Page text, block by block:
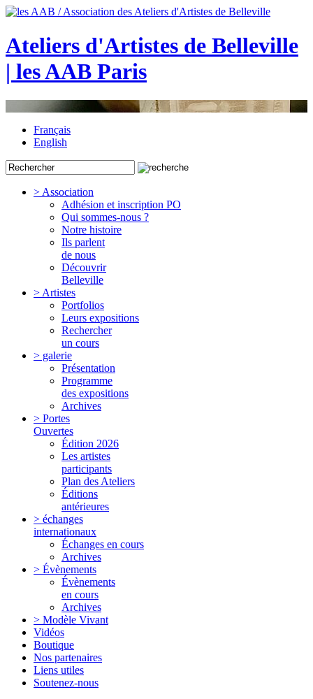
Ateliers d'Artistes de Belleville
| les AAB Paris
Français
English
> Association
Adhésion et inscription PO
Qui sommes-nous ?
Notre histoire
Ils parlent
de nous
Découvrir
Belleville
> Artistes
Portfolios
Leurs expositions
Rechercher
un cours
> galerie
Présentation
Programme
des expositions
Archives
> Portes
Ouvertes
Édition 2026
Les artistes
participants
Plan des Ateliers
Éditions
antérieures
> échanges
internationaux
Échanges en cours
Archives
> Évènements
Évènements
en cours
Archives
> Modèle Vivant
Vidéos
Boutique
Nos partenaires
Liens utiles
Soutenez-nous